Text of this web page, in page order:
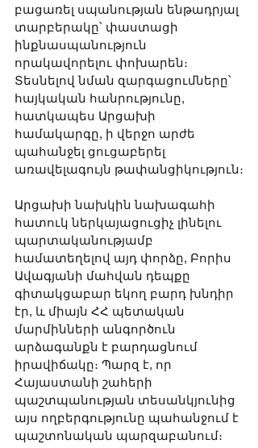
բացառել սպանության ենթադրյալ
տարբերակը՝ փաստացի
ինքնասպանություն
որակավորելու փոխարեն։
Տեսնելով նման զարգացումները՝
հայկական հանրությունը,
հատկապես Արցախի
համակարգը, ի վերջո արժե
պահանջել ցուցաբերել
առավելագույն թափանցիկություն։
Արցախի նախկին նախագահի
հատուկ ներկայացուցիչ լինելու
պարտականությամբ
համատեղելով այդ փորձը, Բորիս
Ավագյանի մահվան դեպքը
գիտակցաբար եկող բարդ խնդիր
էր, և միայն ՀՀ պետական
մարմինների անգործուն
արձագանքն է բարդացնում
իրավիճակը։ Պարզ է, որ
Հայաստանի շահերի
պաշտպանության տեսանկյունից
այս ողբերգությունը պահանջում է
պաշտոնական պարզաբանում։